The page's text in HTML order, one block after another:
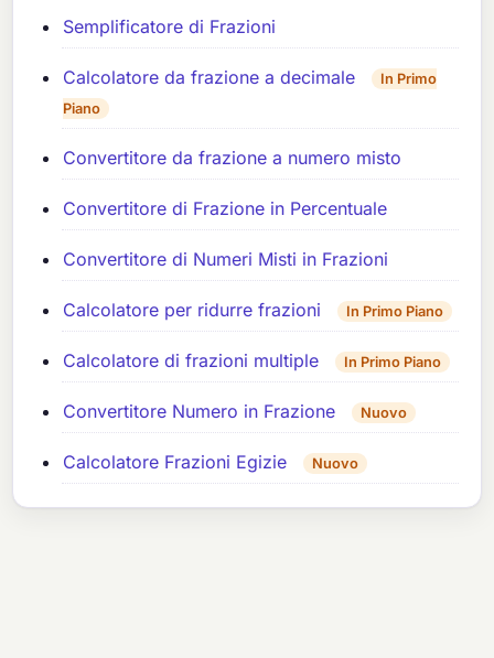
Semplificatore di Frazioni
Calcolatore da frazione a decimale
In Primo
Piano
Convertitore da frazione a numero misto
Convertitore di Frazione in Percentuale
Convertitore di Numeri Misti in Frazioni
Calcolatore per ridurre frazioni In Primo Piano
Calcolatore di frazioni multiple In Primo Piano
Convertitore Numero in Frazione Nuovo
Calcolatore Frazioni Egizie Nuovo